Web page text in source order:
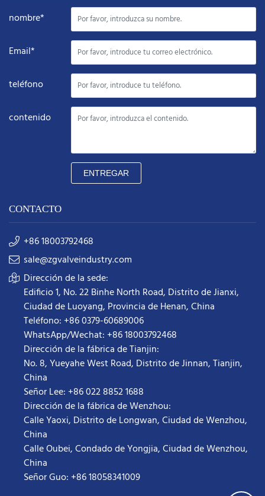
nombre*
Email*
teléfono
contenido
ENTREGAR
CONTACTO
+86 18003792468
sale@zgvalveindustry.com
Dirección de la sede:
Edificio 1, No. 22 Binhe North Road, Distrito de Jianxi,
Ciudad de Luoyang, Provincia de Henan, China
Teléfono: +86 0379-60689006
WhatsApp/Wechat: +86 18003792468
Dirección de la fábrica de Tianjin:
No. 8, Yueyahe West Road, Distrito de Jinnan, Tianjin,
China
Señor Lee: +86 022 8852 1688
Dirección de la fábrica de Wenzhou:
Calle Yaoxi, Distrito de Longwan, Ciudad de Wenzhou,
China
Calle Oubei, Condado de Yongjia, Ciudad de Wenzhou,
China
Señor Guo: +86 18058341009